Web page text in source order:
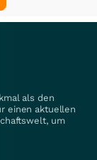
als den
einen aktuellen
um